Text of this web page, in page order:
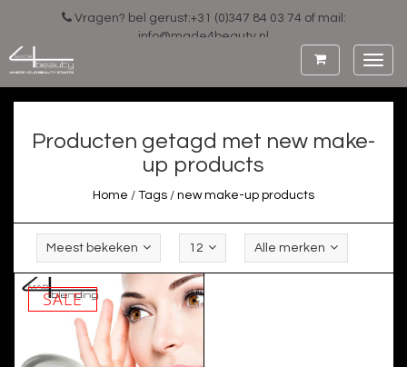
Vragen? bel gerust:+31 (0)347 84 03 74 of mail:
info@made4beauty.nl
Producten getagd met new make-
up products
Home / Tags / new make-up products
Meest bekeken 12 Alle merken
SALE